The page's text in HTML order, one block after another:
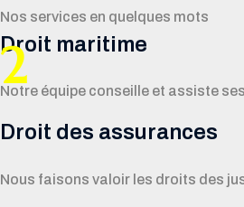
Nos services en quelques mots
Droit maritime
Notre équipe conseille et assiste
Droit des assurances
Nous faisons valoir les droits des
2